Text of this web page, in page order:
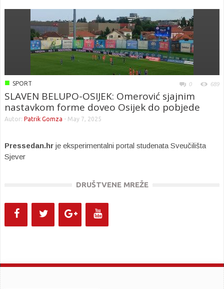
■ SPORT 0 689
SLAVEN BELUPO-OSIJEK: Omerović sjajnim
nastavkom forme doveo Osijek do pobjede
Autor: Patrik Gomza - May 7, 2025
Pressedan.hr je eksperimentalni portal studenata Sveučilišta
Sjever
DRUŠTVENE MREŽE